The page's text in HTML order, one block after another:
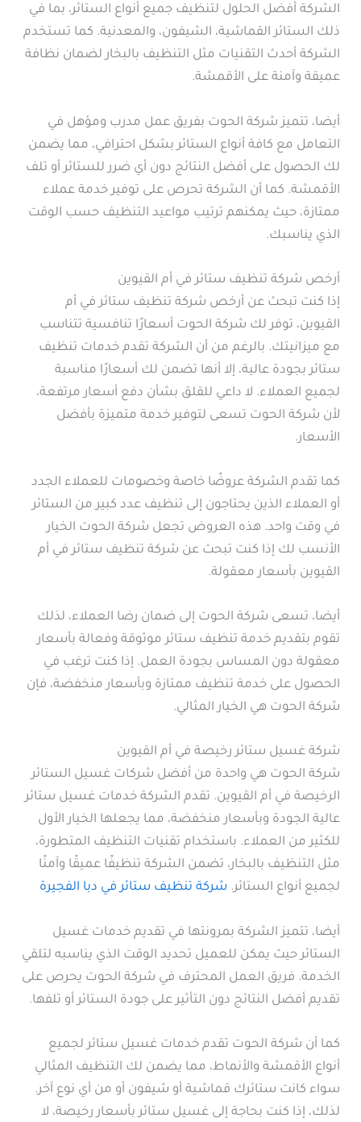
الشركة أفضل الحلول لتنظيف جميع أنواع الستائر، بما في
ذلك الستائر القماشية، الشيفون، والمعدنية. كما تستخدم
الشركة أحدث التقنيات مثل التنظيف بالبخار لضمان نظافة
عميقة وآمنة على الأقمشة.
أيضا، تتميز شركة الحوت بفريق عمل مدرب ومؤهل في
التعامل مع كافة أنواع الستائر بشكل احترافي، مما يضمن
لك الحصول على أفضل النتائج دون أي ضرر للستائر أو تلف
الأقمشة. كما أن الشركة تحرص على توفير خدمة عملاء
ممتازة، حيث يمكنهم ترتيب مواعيد التنظيف حسب الوقت
الذي يناسبك.
أرخص شركة تنظيف ستائر في أم القيوين
إذا كنت تبحث عن أرخص شركة تنظيف ستائر في أم
القيوين، توفر لك شركة الحوت أسعارًا تنافسية تتناسب
مع ميزانيتك. بالرغم من أن الشركة تقدم خدمات تنظيف
ستائر بجودة عالية، إلا أنها تضمن لك أسعارًا مناسبة
لجميع العملاء. لا داعي للقلق بشأن دفع أسعار مرتفعة،
لأن شركة الحوت تسعى لتوفير خدمة متميزة بأفضل
الأسعار.
كما تقدم الشركة عروضًا خاصة وخصومات للعملاء الجدد
أو العملاء الذين يحتاجون إلى تنظيف عدد كبير من الستائر
في وقت واحد. هذه العروض تجعل شركة الحوت الخيار
الأنسب لك إذا كنت تبحث عن شركة تنظيف ستائر في أم
القيوين بأسعار معقولة.
أيضا، تسعى شركة الحوت إلى ضمان رضا العملاء، لذلك
تقوم بتقديم خدمة تنظيف ستائر موثوقة وفعالة بأسعار
معقولة دون المساس بجودة العمل. إذا كنت ترغب في
الحصول على خدمة تنظيف ممتازة وبأسعار منخفضة، فإن
شركة الحوت هي الخيار المثالي.
شركة غسيل ستائر رخيصة في أم القيوين
شركة الحوت هي واحدة من أفضل شركات غسيل الستائر
الرخيصة في أم القيوين. تقدم الشركة خدمات غسيل ستائر
عالية الجودة وبأسعار منخفضة، مما يجعلها الخيار الأول
للكثير من العملاء. باستخدام تقنيات التنظيف المتطورة،
مثل التنظيف بالبخار، تضمن الشركة تنظيفًا عميقًا وآمنًا
لجميع أنواع الستائر. شركة تنظيف ستائر في دبا الفجيرة
أيضا، تتميز الشركة بمرونتها في تقديم خدمات غسيل
الستائر حيث يمكن للعميل تحديد الوقت الذي يناسبه لتلقي
الخدمة. فريق العمل المحترف في شركة الحوت يحرص على
تقديم أفضل النتائج دون التأثير على جودة الستائر أو تلفها.
كما أن شركة الحوت تقدم خدمات غسيل ستائر لجميع
أنواع الأقمشة والأنماط، مما يضمن لك التنظيف المثالي
سواء كانت ستائرك قماشية أو شيفون أو من أي نوع آخر.
لذلك، إذا كنت بحاجة إلى غسيل ستائر بأسعار رخيصة، لا